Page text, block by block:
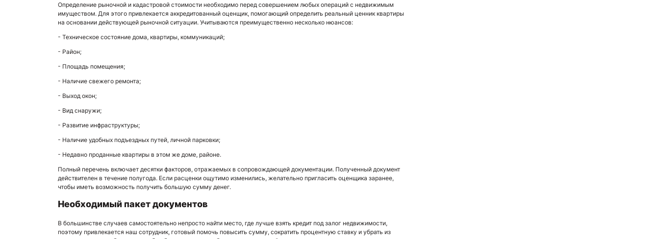
Определение рыночной и кадастровой стоимости необходимо перед совершением любых операций с недвижимым
имуществом. Для этого привлекается аккредитованный оценщик, помогающий определить реальный ценник квартиры
на основании действующей рыночной ситуации. Учитываются преимущественно несколько нюансов:
- Техническое состояние дома, квартиры, коммуникаций;
- Район;
- Площадь помещения;
- Наличие свежего ремонта;
- Выход окон;
- Вид снаружи;
- Развитие инфраструктуры;
- Наличие удобных подъездных путей, личной парковки;
- Недавно проданные квартиры в этом же доме, районе.
Полный перечень включает десятки факторов, отражаемых в сопровождающей документации. Полученный документ
действителен в течение полугода. Если расценки ощутимо изменились, желательно пригласить оценщика заранее,
чтобы иметь возможность получить большую сумму денег.
Необходимый пакет документов
В большинстве случаев самостоятельно непросто найти место, где лучше взять кредит под залог недвижимости,
поэтому привлекается наш сотрудник, готовый помочь повысить сумму, сократить процентную ставку и убрать из